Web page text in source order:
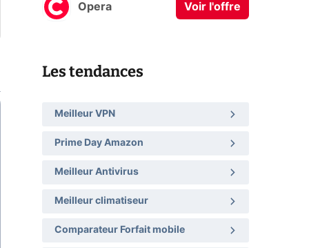
Opera Voir l'offre
Les tendances
Meilleur VPN
Prime Day Amazon
Meilleur Antivirus
Meilleur climatiseur
Comparateur Forfait mobile